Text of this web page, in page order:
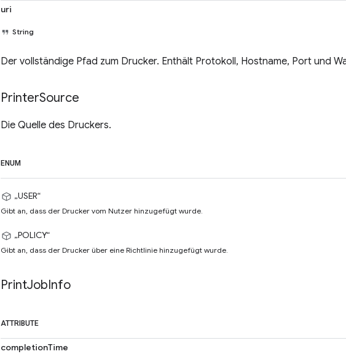
uri
String
Der vollständige Pfad zum Drucker. Enthält Protokoll, Hostname, Port und
PrinterSource
Die Quelle des Druckers.
ENUM
„USER“
Gibt an, dass der Drucker vom Nutzer hinzugefügt wurde.
„POLICY“
Gibt an, dass der Drucker über eine Richtlinie hinzugefügt wurde.
PrintJobInfo
ATTRIBUTE
completionTime